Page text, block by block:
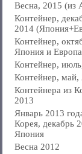
Весна, 2015 (из
Контейнер,
2014
Контейнер,
Япония и
Контейнер,
Контейнер, май,
Контейнера из
2013
Январь 2013
Корея, декабрь
Япония
Весна 2012